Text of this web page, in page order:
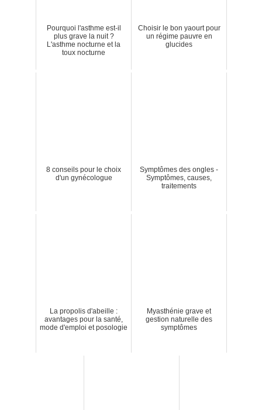
Pourquoi l'asthme est-il
plus grave la nuit ?
L'asthme nocturne et la
toux nocturne
Choisir le bon yaourt pour
un régime pauvre en
glucides
8 conseils pour le choix
d'un gynécologue
Symptômes des ongles -
Symptômes, causes,
traitements
La propolis d'abeille :
avantages pour la santé,
mode d'emploi et posologie
Myasthénie grave et
gestion naturelle des
symptômes